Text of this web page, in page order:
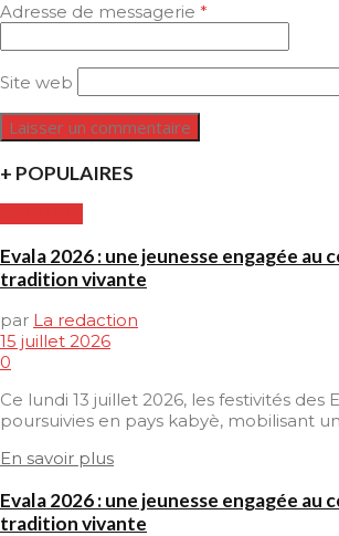
Adresse de messagerie *
Site web
+ POPULAIRES
Evala 2026 : une jeunesse engagée au
tradition vivante
par La redaction
15 juillet 2026
0
Ce lundi 13 juillet 2026, les festivités des
poursuivies en pays kabyè, mobilisant
En savoir plus
Evala 2026 : une jeunesse engagée au
tradition vivante